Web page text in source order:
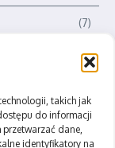
takich jak
do informacji
dane,
identyfikatory na
(7)